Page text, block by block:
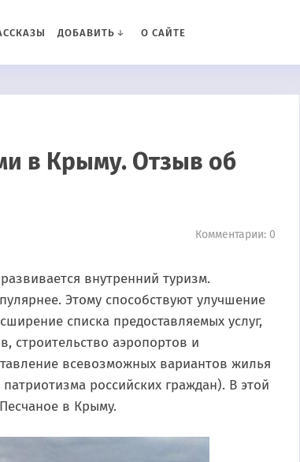
ДОБАВИТЬ О САЙТЕ
в Крыму. Отзыв об
Комментарии: 0
внутренний туризм.
Этому способствуют улучшение
списка предоставляемых услуг,
строительство аэропортов и
всевозможных вариантов жилья
российских граждан). В этой
в Крыму.